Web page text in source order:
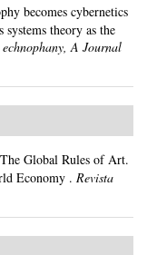
becomes cybernetics
theory as the
echnophany, A Journal
Global Rules of Art.
Economy . Revista